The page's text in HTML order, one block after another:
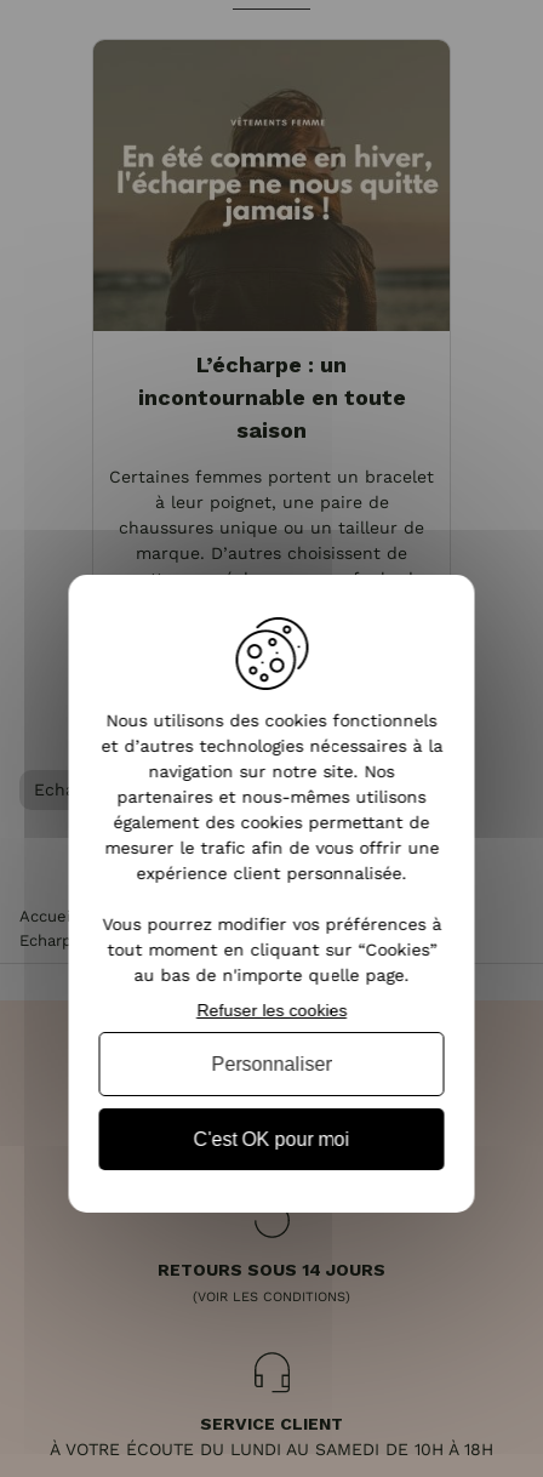
L’écharpe : un
incontournable en toute
saison
Certaines femmes portent un bracelet
à leur poignet, une paire de
chaussures unique ou un tailleur de
marque. D’autres choisissent de
mettre une écharpe ou un foulard.
devenue un accessoire de mode ...
VOIR L'ARTICLE
Echarpe femme
Accueil Accessoires de mode femme Echarpe femme
Echarpe marron à carreaux beiges camels et dorures
OFFERTE DÈS 70€
RETOURS SOUS 14 JOURS
(VOIR LES CONDITIONS)
SERVICE CLIENT
À VOTRE ÉCOUTE DU LUNDI AU SAMEDI DE 10H À 18H
Nous utilisons des cookies fonctionnels
et d’autres technologies nécessaires à la
navigation sur notre site. Nos
partenaires et nous-mêmes utilisons
également des cookies permettant de
mesurer le trafic afin de vous offrir une
expérience client personnalisée.
Vous pourrez modifier vos préférences à
tout moment en cliquant sur “Cookies”
au bas de n'importe quelle page.
C'est OK pour moi
Refuser les cookies
Personnaliser